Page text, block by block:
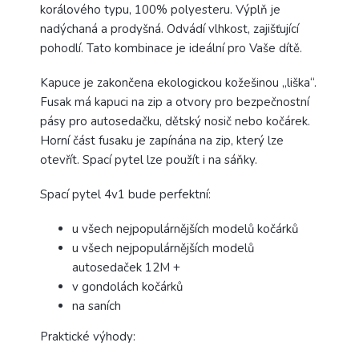
korálového typu, 100% polyesteru. Výplň je
nadýchaná a prodyšná. Odvádí vlhkost, zajišťující
pohodlí. Tato kombinace je ideální pro Vaše dítě.
Kapuce je zakončena ekologickou kožešinou „liška“.
Fusak má kapuci na zip a otvory pro bezpečnostní
pásy pro autosedačku, dětský nosič nebo kočárek.
Horní část fusaku je zapínána na zip, který lze
otevřít. Spací pytel lze použít i na sáňky.
Spací pytel 4v1 bude perfektní:
u všech nejpopulárnějších modelů kočárků
u všech nejpopulárnějších modelů
autosedaček 12M +
v gondolách kočárků
na saních
Praktické výhody: